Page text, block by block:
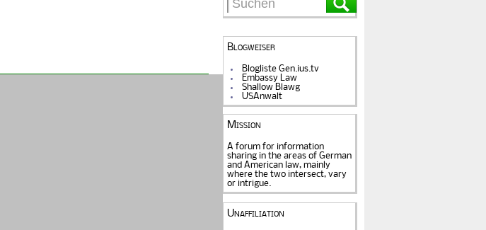
Blogweiser
Blogliste Gen.ius.tv
Embassy Law
Shallow Blawg
USAnwalt
Mission
A forum for information
sharing in the areas of German
and American law, mainly
where the two intersect, vary
or intrigue.
Unaffiliation